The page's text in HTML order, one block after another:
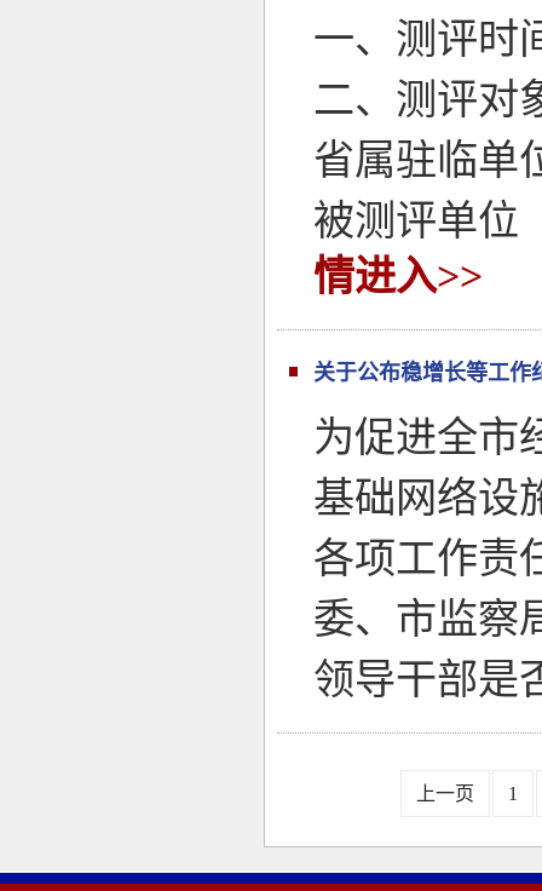
一、测评时
二、测评对
省属驻临单
被测评单位
情进入>>
关于公布稳增长等工作
为促进全市
基础网络设
各项工作责
委、市监察
领导干部是
上一页 1